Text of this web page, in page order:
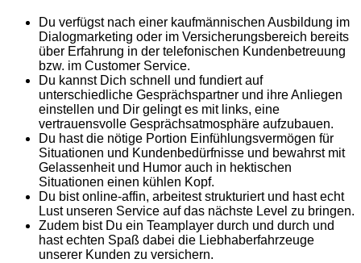
Du verfügst nach einer kaufmännischen Ausbildung im
Dialogmarketing oder im Versicherungsbereich bereits
über Erfahrung in der telefonischen Kundenbetreuung
bzw. im Customer Service.
Du kannst Dich schnell und fundiert auf
unterschiedliche Gesprächspartner und ihre Anliegen
einstellen und Dir gelingt es mit links, eine
vertrauensvolle Gesprächsatmosphäre aufzubauen.
Du hast die nötige Portion Einfühlungsvermögen für
Situationen und Kundenbedürfnisse und bewahrst mit
Gelassenheit und Humor auch in hektischen
Situationen einen kühlen Kopf.
Du bist online-affin, arbeitest strukturiert und hast echt
Lust unseren Service auf das nächste Level zu bringen.
Zudem bist Du ein Teamplayer durch und durch und
hast echten Spaß dabei die Liebhaberfahrzeuge
unserer Kunden zu versichern.